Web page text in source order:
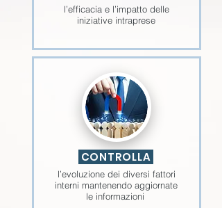
l’efficacia e l’impatto delle
iniziative intraprese
CONTROLLA
l’evoluzione dei diversi fattori
interni mantenendo aggiornate
le informazioni